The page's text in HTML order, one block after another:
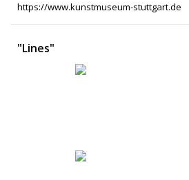
https://www.kunstmuseum-stuttgart.de
"Lines"